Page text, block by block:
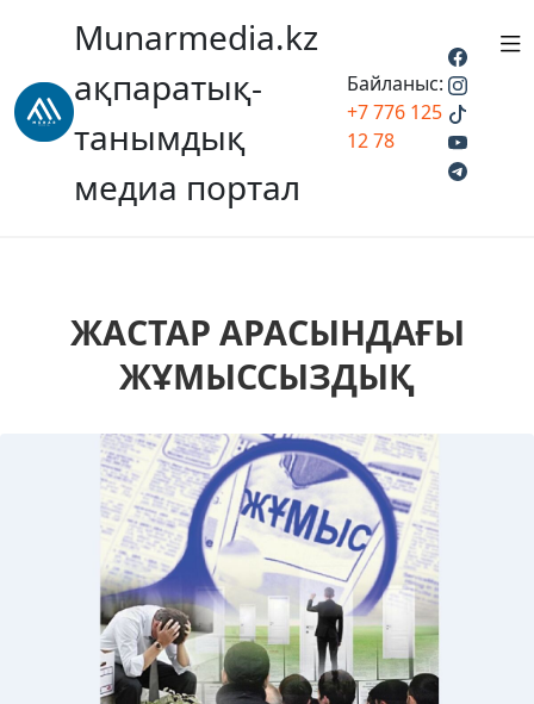
Munarmedia.kz
ақпаратық-
танымдық
медиа портал
Байланыс:
+7 776 125
12 78
ЖАСТАР АРАСЫНДАҒЫ
ЖҰМЫССЫЗДЫҚ